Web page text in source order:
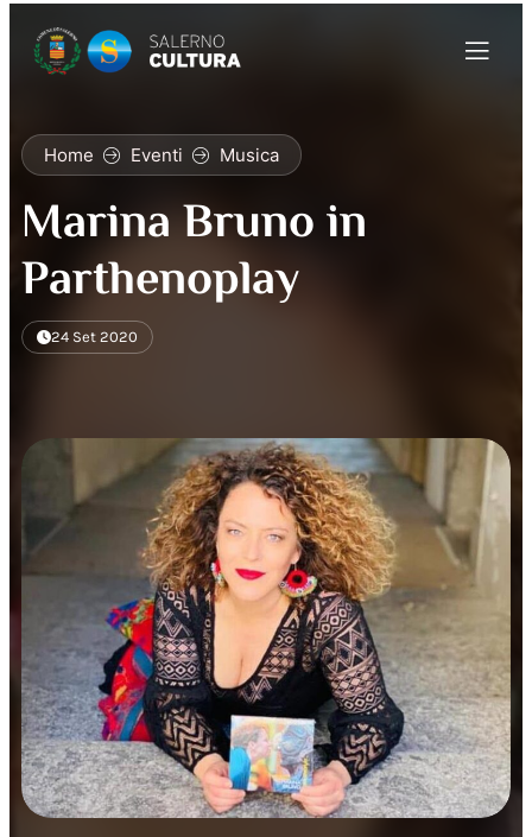
Home Eventi Musica
Marina Bruno in
Parthenoplay
24 Set 2020